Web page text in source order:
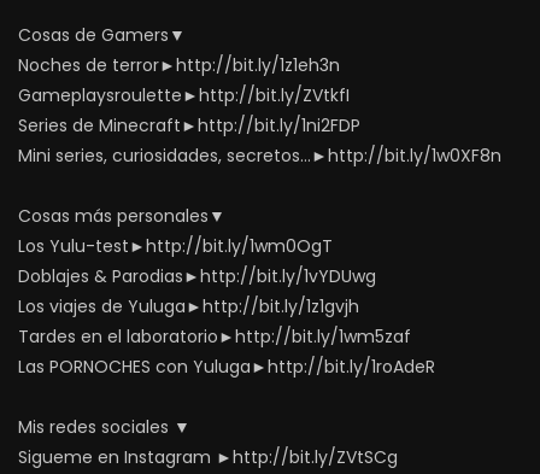
Cosas de Gamers▼
Noches de terror►http://bit.ly/1z1eh3n
Gameplaysroulette►http://bit.ly/ZVtkfI
Series de Minecraft►http://bit.ly/1ni2FDP
Mini series, curiosidades, secretos…►http://bit.ly/1w0XF8n
Cosas más personales▼
Los Yulu-test►http://bit.ly/1wm0OgT
Doblajes & Parodias►http://bit.ly/1vYDUwg
Los viajes de Yuluga►http://bit.ly/1z1gvjh
Tardes en el laboratorio►http://bit.ly/1wm5zaf
Las PORNOCHES con Yuluga►http://bit.ly/1roAdeR
Mis redes sociales ▼
Sigueme en Instagram ►http://bit.ly/ZVtSCg